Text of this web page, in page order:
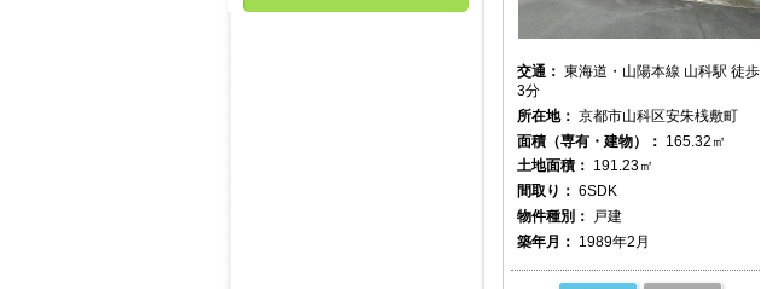
交通： 東海道・山陽本線 山科駅 徒歩
3分
所在地： 京都市山科区安朱桟敷町
面積（専有・建物）： 165.32㎡
土地面積： 191.23㎡
間取り： 6SDK
物件種別：
戸建
築年月： 1989年2月